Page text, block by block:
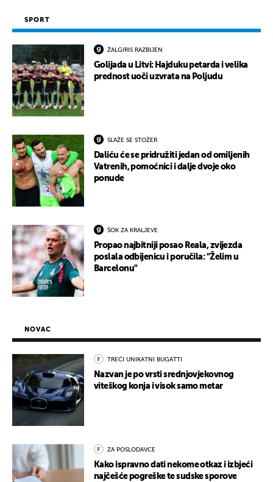
SPORT
ŽALGIRIS RAZBIJEN
Golijada u Litvi: Hajduku petarda i velika
prednost uoči uzvrata na Poljudu
SLAŽE SE STOŽER
Daliću će se pridružiti jedan od omiljenih
Vatrenih, pomoćnici i dalje dvoje oko
ponude
ŠOK ZA KRALJEVE
Propao najbitniji posao Reala, zvijezda
poslala odbijenicu i poručila: "Želim u
Barcelonu"
NOVAC
TREĆI UNIKATNI BUGATTI
Nazvan je po vrsti srednjovjekovnog
viteškog konja i visok samo metar
ZA POSLODAVCE
Kako ispravno dati nekome otkaz i izbjeći
najčešće pogreške te sudske sporove